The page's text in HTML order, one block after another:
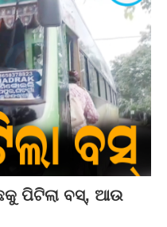
ପିଟିଲା ବସ୍‌, ଆଉ